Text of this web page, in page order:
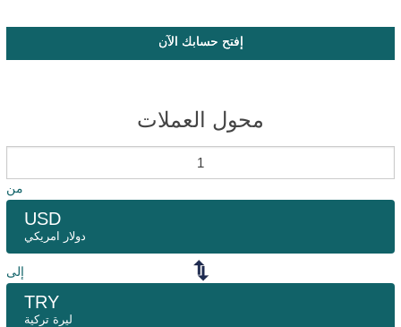
إفتح حسابك الآن
محول العملات
من
USD
دولار امريكي
إلى
TRY
ليرة تركية